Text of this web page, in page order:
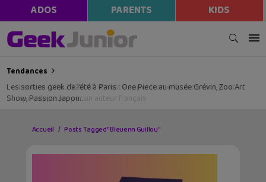
ADOS PARENTS KIDS
Tendances
Les sorties geek de l’été à Paris : One Piece au musée Grévin, Zoo Art
Show, Passion Japon…
Accueil Posts Tagged "Bleuenn Guillou"